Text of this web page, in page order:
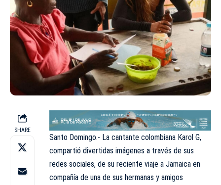
SHARE
Santo Domingo.- La cantante colombiana Karol G,
compartió divertidas imágenes a través de sus
redes sociales, de su reciente viaje a Jamaica en
compañía de una de sus hermanas y amigos